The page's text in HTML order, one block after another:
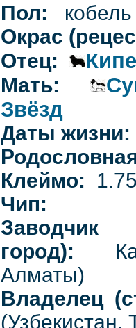
Пол: кобель
Окрас
Отец:
Мать:
Звёзд
Даты жизни:
Клеймо:
Чип:
город):
Алматы)
Владелец
(Узбекистан,